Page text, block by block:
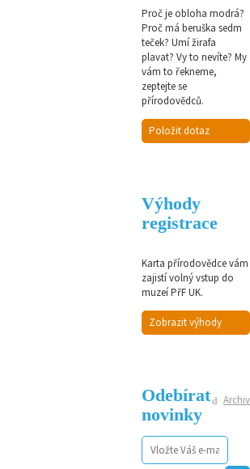
Proč je obloha modrá?
Proč má beruška sedm
teček? Umí žirafa
plavat? Vy to nevíte? My
vám to řekneme,
zeptejte se
přírodovědců.
Položit dotaz
Výhody
registrace
Karta přírodovědce vám
zajistí volný vstup do
muzeí PřF UK.
Zobrazit výhody
Archiv
Odebírat
novinky